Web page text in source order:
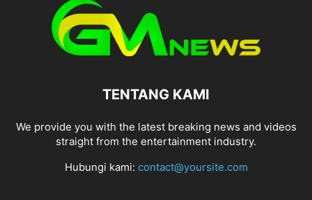
TENTANG KAMI
We provide you with the latest breaking news and videos
straight from the entertainment industry.
Hubungi kami: contact@yoursite.com